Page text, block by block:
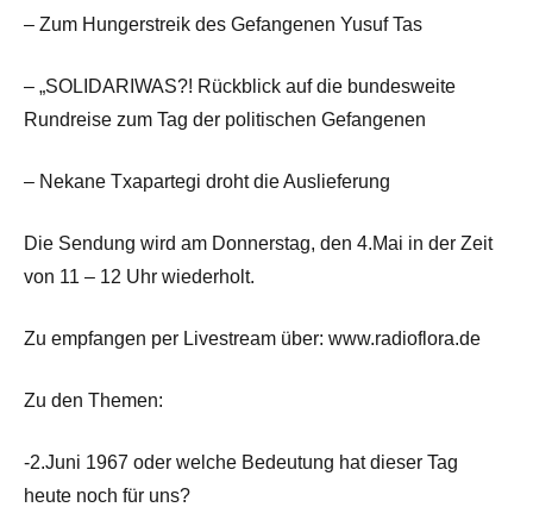
– Zum Hungerstreik des Gefangenen Yusuf Tas
– „SOLIDARIWAS?! Rückblick auf die bundesweite
Rundreise zum Tag der politischen Gefangenen
– Nekane Txapartegi droht die Auslieferung
Die Sendung wird am Donnerstag, den 4.Mai in der Zeit
von 11 – 12 Uhr wiederholt.
Zu empfangen per Livestream über: www.radioflora.de
Zu den Themen:
-2.Juni 1967 oder welche Bedeutung hat dieser Tag
heute noch für uns?